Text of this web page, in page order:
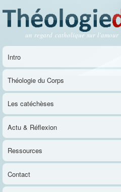
contenu
principal
Théologie du Corps
un regard catholique sur
Menu principal
Intro
Théologie du Corps
Les catéchèses
Actu & Réflexion
Ressources
Contact